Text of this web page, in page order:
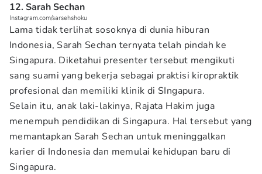
12. Sarah Sechan
Instagram.com/sarsehshoku
Lama tidak terlihat sosoknya di dunia hiburan
Indonesia, Sarah Sechan ternyata telah pindah ke
Singapura. Diketahui presenter tersebut mengikuti
sang suami yang bekerja sebagai praktisi kiropraktik
profesional dan memiliki klinik di SIngapura.
Selain itu, anak laki-lakinya, Rajata Hakim juga
menempuh pendidikan di Singapura. Hal tersebut yang
memantapkan Sarah Sechan untuk meninggalkan
karier di Indonesia dan memulai kehidupan baru di
Singapura.